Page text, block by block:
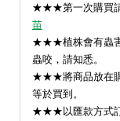
★★★第一次購買
苗
★★★植株會有蟲害
蟲咬，請知悉。
★★★將商品放在購
等於買到。
★★★以匯款方式訂